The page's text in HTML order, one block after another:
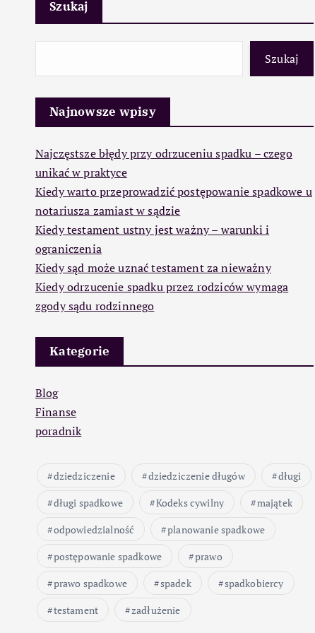
Szukaj
Szukaj
Najnowsze wpisy
Najczęstsze błędy przy odrzuceniu spadku – czego
unikać w praktyce
Kiedy warto przeprowadzić postępowanie spadkowe u
notariusza zamiast w sądzie
Kiedy testament ustny jest ważny – warunki i
ograniczenia
Kiedy sąd może uznać testament za nieważny
Kiedy odrzucenie spadku przez rodziców wymaga
zgody sądu rodzinnego
Kategorie
Blog
Finanse
poradnik
dziedziczenie dziedziczenie długów
długi
długi spadkowe
Kodeks cywilny
majątek
odpowiedzialność
planowanie spadkowe
postępowanie spadkowe
prawo
prawo spadkowe
spadek
spadkobiercy
testament
zadłużenie